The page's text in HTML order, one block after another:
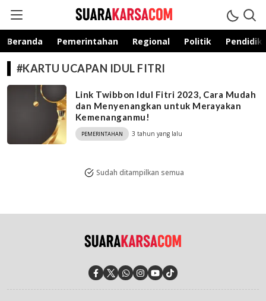
suarakarsa.com
Informasi terpercaya
Beranda Pemerintahan Regional Politik
#KARTU UCAPAN IDUL FITRI
Link Twibbon Idul Fitri 2023, Cara Mudah
dan Menyenangkan untuk Merayakan
Kemenanganmu!
PEMERINTAHAN 3 tahun yang lalu
Sudah ditampilkan semua